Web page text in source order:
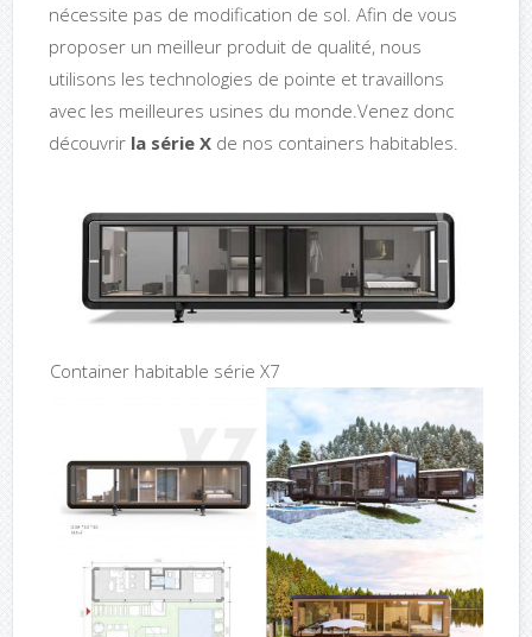
nécessite pas de modification de sol. Afin de vous
proposer un meilleur produit de qualité, nous
utilisons les technologies de pointe et travaillons
avec les meilleures usines du monde.Venez donc
découvrir la série X de nos containers habitables.
Container habitable série X7